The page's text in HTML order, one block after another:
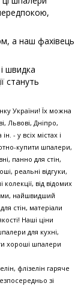
а наш фахівець
швидка
стануть
України! Їх можна
Львові, Дніпро,
- у всіх містах і
купити шпалери,
панно для стін,
реальні відгуки,
від відомих
найшвидший
стін, матеріали
Наші ціни
для кухні,
хороші шпалери
флізелін гаряче
зі